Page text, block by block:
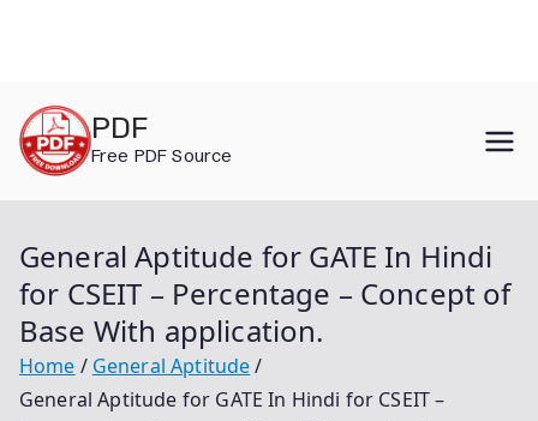
content
PDF
Free PDF Source
General Aptitude for GATE In Hindi
for CSEIT – Percentage – Concept of
Base With application.
Home
General Aptitude
General Aptitude for GATE In Hindi for CSEIT –